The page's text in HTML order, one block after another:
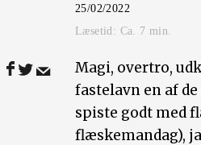
25/02/2022
Læsetid: Ca. 7 min.
Magi, overtro,
fastelavn en af
spiste godt med
flæskemandag),